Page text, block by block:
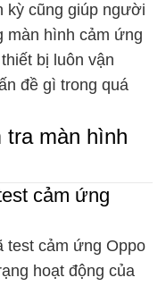
kỳ cũng giúp người
màn hình cảm ứng
bị luôn vận
đề gì trong quá
tra màn hình
cảm ứng
test cảm ứng Oppo
hoạt động của